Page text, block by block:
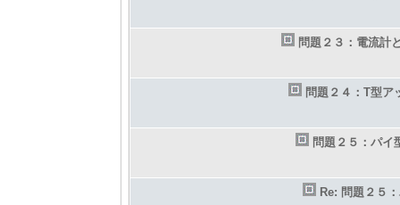
問題２３：電流計
問題２４：T型ア
問題２５：パイ
Re: 問題２５